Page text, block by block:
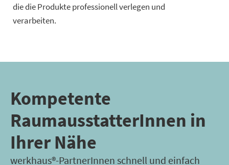
die die Produkte professionell verlegen und
verarbeiten.
Kompetente
Raumausstatter­In­nen in
Ihrer Nähe
werkhaus®-PartnerInnen schnell und einfach